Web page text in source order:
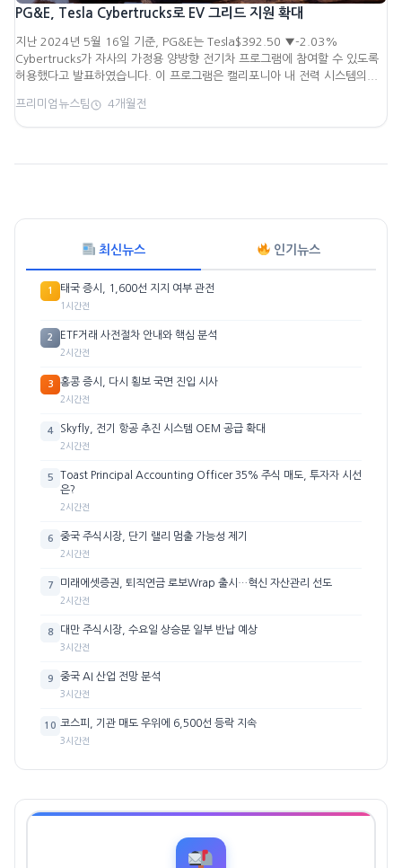
PG&E, Tesla Cybertrucks로 EV 그리드 지원 확대
지난 2024년 5월 16일 기준, PG&E는 Tesla$392.50 ▼-2.03%
Cybertrucks가 자사의 가정용 양방향 전기차 프로그램에 참여할 수 있도록
허용했다고 발표하였습니다. 이 프로그램은 캘리포니아 내 전력 시스템의...
프리미엄뉴스팀 4개월전
최신뉴스 인기뉴스
1 태국 증시, 1,600선 지지 여부 관전
1시간전
2 ETF거래 사전절차 안내와 핵심 분석
2시간전
3 홍콩 증시, 다시 횡보 국면 진입 시사
2시간전
4 Skyfly, 전기 항공 추진 시스템 OEM 공급 확대
2시간전
5
Toast Principal Accounting Officer 35% 주식 매도, 투자자 시선
은?
2시간전
6 중국 주식시장, 단기 랠리 멈출 가능성 제기
2시간전
7 미래에셋증권, 퇴직연금 로보Wrap 출시…혁신 자산관리 선도
2시간전
8 대만 주식시장, 수요일 상승분 일부 반납 예상
3시간전
9 중국 AI 산업 전망 분석
3시간전
10 코스피, 기관 매도 우위에 6,500선 등락 지속
3시간전